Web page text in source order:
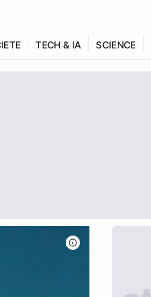
TECH & IA SCIENCE